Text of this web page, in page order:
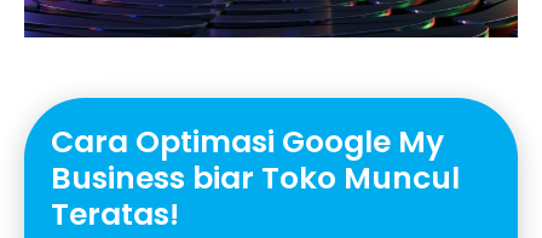
Cara Optimasi Google My
Business biar Toko Muncul
Teratas!